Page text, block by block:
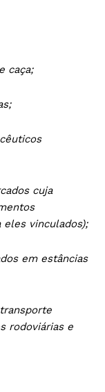
caça;
cuja
eles vinculados);
em estâncias
rodoviárias e